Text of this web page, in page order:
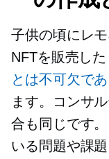
子供の頃にレ
NFTを販売した
とは不可欠で
ます。コンサ
合も同じです
いる問題や課